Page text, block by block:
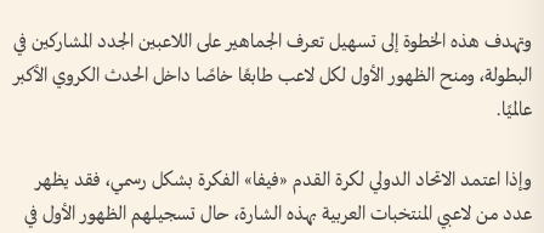
وتهدف هذه الخطوة إلى تسهيل تعرف الجماهير على اللاعبين الجدد المشاركين في
البطولة، ومنح الظهور الأول لكل لاعب طابعًا خاصًا داخل الحدث الكروي الأكبر
عالميًا.
وإذا اعتمد الاتحاد الدولي لكرة القدم «فيفا» الفكرة بشكل رسمي، فقد يظهر
عدد من لاعبي المنتخبات العربية بهذه الشارة، حال تسجيلهم الظهور الأول في